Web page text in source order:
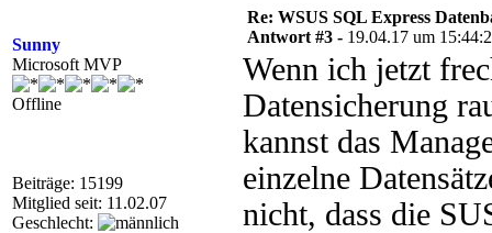
Sunny
Microsoft MVP
Offline
Beiträge: 15199
Mitglied seit: 11.02.07
Geschlecht:
Re: WSUS SQL Express
Antwort #3 - 19.04.17 um
Wenn ich jetzt
Datensicherung
kannst das
einzelne
nicht, dass die